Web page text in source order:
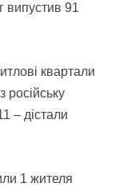
випустив 91
квартали
російську
– дістали
1 жителя